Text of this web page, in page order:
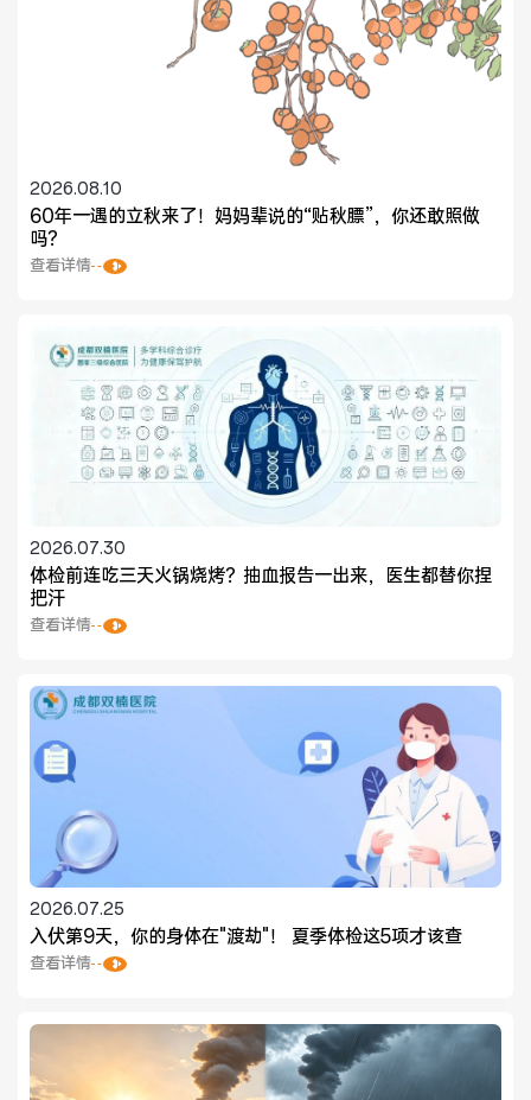
2026.08.10
60年一遇的立秋来了！妈妈辈说的“贴秋膘”，你还敢照做
吗？
查看详情
2026.07.30
体检前连吃三天火锅烧烤？抽血报告一出来，医生都替你捏
把汗
查看详情
2026.07.25
入伏第9天，你的身体在"渡劫"！ 夏季体检这5项才该查
查看详情